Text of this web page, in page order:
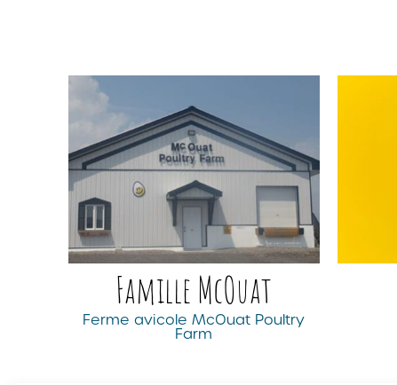
Famille McOuat
Ferme avicole McOuat Poultry
Farm